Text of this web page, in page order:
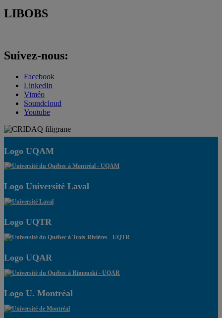
LIBOBS
Suivez-nous:
Facebook
LinkedIn
Viméo
Soundcloud
Youtube
Logo UQAM
Logo Université Laval
Logo UQTR
Logo UQAR
Logo U. Montréal